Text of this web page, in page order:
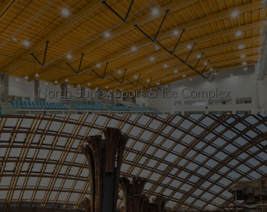
North Surrey Sport & Ice Complex